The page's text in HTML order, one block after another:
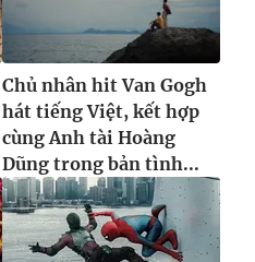
Chủ nhân hit Van Gogh
hát tiếng Việt, kết hợp
cùng Anh tài Hoàng
Dũng trong bản tình...